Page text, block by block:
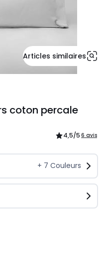
Articles similaires
coton percale
4,5/5 6 avis
+ 7 Couleurs